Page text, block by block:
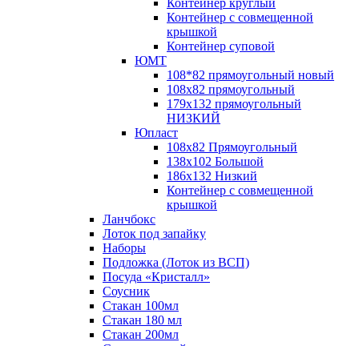
Контейнер круглый
Контейнер с совмещенной
крышкой
Контейнер суповой
ЮМТ
108*82 прямоугольный новый
108х82 прямоугольный
179х132 прямоугольный
НИЗКИЙ
Юпласт
108х82 Прямоугольный
138х102 Большой
186х132 Низкий
Контейнер с совмещенной
крышкой
Ланчбокс
Лоток под запайку
Наборы
Подложка (Лоток из ВСП)
Посуда «Кристалл»
Соусник
Стакан 100мл
Стакан 180 мл
Стакан 200мл